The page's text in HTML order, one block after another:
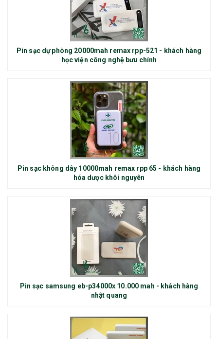
Pin sạc dự phòng 20000mah remax rpp-521 - khách hàng
học viện công nghệ bưu chính
Pin sạc không dây 10000mah remax rpp 65 - khách hàng
hóa dược khôi nguyên
Pin sạc samsung eb-p34000x 10.000 mah - khách hàng
nhật quang